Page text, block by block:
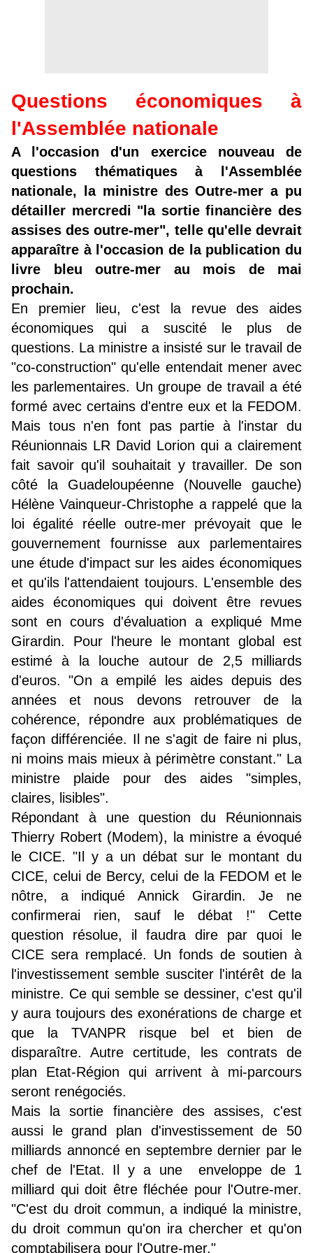
Questions économiques à
l'Assemblée nationale
A l'occasion d'un exercice nouveau de
questions thématiques à l'Assemblée
nationale, la ministre des Outre-mer a pu
détailler mercredi "la sortie financière des
assises des outre-mer", telle qu'elle devrait
apparaître à l'occasion de la publication du
livre bleu outre-mer au mois de mai
prochain.
En premier lieu, c'est la revue des aides
économiques qui a suscité le plus de
questions. La ministre a insisté sur le travail de
"co-construction" qu'elle entendait mener avec
les parlementaires. Un groupe de travail a été
formé avec certains d'entre eux et la FEDOM.
Mais tous n'en font pas partie à l'instar du
Réunionnais LR David Lorion qui a clairement
fait savoir qu'il souhaitait y travailler. De son
côté la Guadeloupéenne (Nouvelle gauche)
Hélène Vainqueur-Christophe a rappelé que la
loi égalité réelle outre-mer prévoyait que le
gouvernement fournisse aux parlementaires
une étude d'impact sur les aides économiques
et qu'ils l'attendaient toujours. L'ensemble des
aides économiques qui doivent être revues
sont en cours d'évaluation a expliqué Mme
Girardin. Pour l'heure le montant global est
estimé à la louche autour de 2,5 milliards
d'euros. "On a empilé les aides depuis des
années et nous devons retrouver de la
cohérence, répondre aux problématiques de
façon différenciée. Il ne s'agit de faire ni plus,
ni moins mais mieux à périmètre constant." La
ministre plaide pour des aides "simples,
claires, lisibles".
Répondant à une question du Réunionnais
Thierry Robert (Modem), la ministre a évoqué
le CICE. "Il y a un débat sur le montant du
CICE, celui de Bercy, celui de la FEDOM et le
nôtre, a indiqué Annick Girardin. Je ne
confirmerai rien, sauf le débat !" Cette
question résolue, il faudra dire par quoi le
CICE sera remplacé. Un fonds de soutien à
l'investissement semble susciter l'intérêt de la
ministre. Ce qui semble se dessiner, c'est qu'il
y aura toujours des exonérations de charge et
que la TVANPR risque bel et bien de
disparaître. Autre certitude, les contrats de
plan Etat-Région qui arrivent à mi-parcours
seront renégociés.
Mais la sortie financière des assises, c'est
aussi le grand plan d'investissement de 50
milliards annoncé en septembre dernier par le
chef de l'Etat. Il y a une enveloppe de 1
milliard qui doit être fléchée pour l'Outre-mer.
"C'est du droit commun, a indiqué la ministre,
du droit commun qu'on ira chercher et qu'on
comptabilisera pour l'Outre-mer."